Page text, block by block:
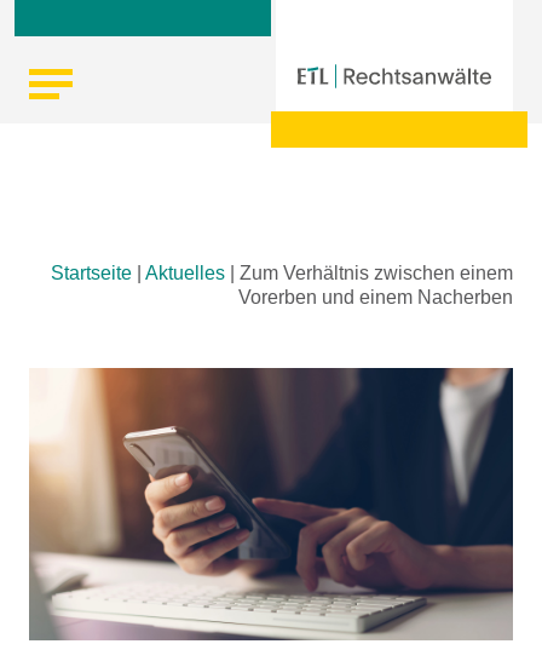
Startseite Aktuelles
Zum Verhältnis zwischen einem
Vorerben und einem Nacherben